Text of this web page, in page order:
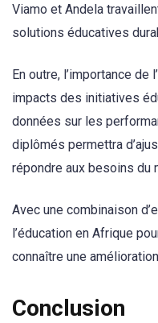
Viamo et Andela
solutions éducatives
En outre, l’importance
impacts des initiatives
données sur les
diplômés permettra
répondre aux besoins du
Avec une combinaison
l’éducation en Afrique
connaître une
Conclusion